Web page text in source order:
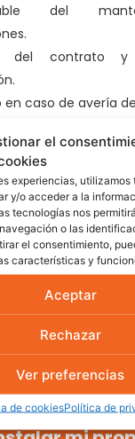
el
experiencias,
y/o acceder a la
tecnologías nos
o las
el consentimiento,
características y
Aceptar
Rechazar
Ver preferencias
de cookiesPolítica de
del
del contrato y
en caso de avería
de Propiedad
BT-52)
regulan
con la
en garajes
alquilar
cargador que